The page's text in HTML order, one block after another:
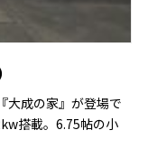
大成の家』が登場で
搭載。6.75帖の小